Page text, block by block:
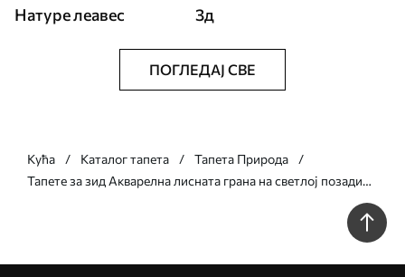
Натуре леавес 3д
ПОГЛЕДАЈ СВЕ
Кућа Каталог тапета
Тапета Природа
Тапете за зид Акварелна лисната грана на светлој позадини